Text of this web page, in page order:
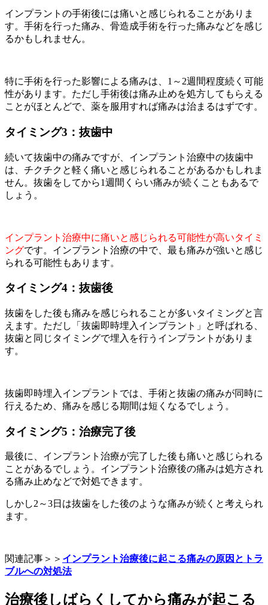
インプラントの手術後には痛いと感じられることがありま
す。手術を行った痛み、骨造成手術を行った痛みなどを感じ
るかもしれません。
特に手術を行った影響による痛みは、1～2週間程度続く可能
性があります。ただし手術後は痛み止めを処方してもらえる
ことがほとんどで、薬を服用すれば痛みは治まるはずです。
タイミング3：抜歯中
続いて抜歯中の痛みですが、インプラント治療中の抜歯中
は、チクチクと軽く痛いと感じられることがあるかもしれま
せん。抜歯をしてから1週間くらい痛みが続くこともあるで
しょう。
インプラント治療中に痛いと感じられる可能性が高いタイミ
ングです。インプラント治療の中で、最も痛みが強いと感じ
られる可能性もあります。
タイミング4：抜歯後
抜歯をした後も痛みを感じられることが多いタイミングと言
えます。ただし「抜歯即時埋入インプラント」と呼ばれる、
抜歯と同じタイミングで埋入を行うインプラントがありま
す。
抜歯即時埋入インプラントでは、手術と抜歯の痛みが同時に
行えるため、痛みを感じる期間は短くなるでしょう。
タイミング5：治療完了後
最後に、インプラント治療が完了した後も痛いと感じられる
ことがあるでしょう。インプラント治療後の痛みは処方され
る痛み止めなどで対処できます。
しかし2～3日は抜歯をした後のような痛みが続くと考えられ
ます。
関連記事＞＞ インプラント治療後に起こる痛みの原因とトラ
ブルへの対処法
治療後しばらくしてから痛みが起こる